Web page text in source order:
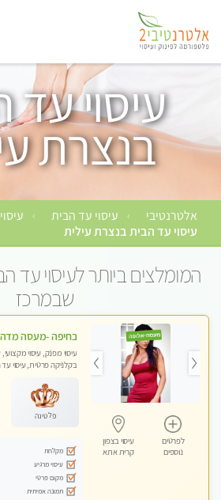
עיסוי עד
בנצרת
אלטרנטיבי › עיסוי עד הבית ›
עיסוי עד הבית בנצרת עילית
המומלצים ביותר לעיסוי עד
שבמרכז
לפרטים
נוספים
עיסוי בצפון
קרית אתא
עיסוי מפנק, עיסוי מקצועי,
בקלניקה פרטית, עיסוי עד
פלטינה
מקלחת
עיסוי מרגיע
מקום פרטי
תמונה אמיתית